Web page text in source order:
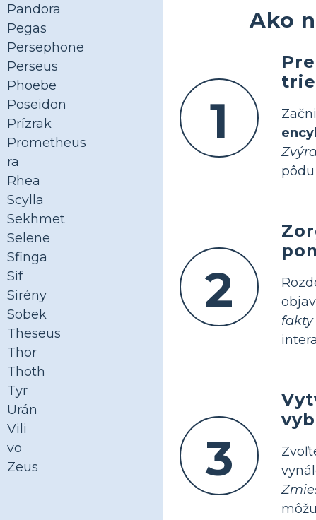
Pandora
Pegas
Persephone
Perseus
Phoebe
Poseidon
Prízrak
Prometheus
ra
Rhea
Scylla
Sekhmet
Selene
Sfinga
Sif
Sirény
Sobek
Theseus
Thor
Thoth
Tyr
Urán
Vili
vo
Zeus
Ako
1
2
3